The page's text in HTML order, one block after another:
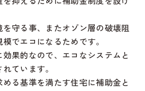
を守る事、またオゾン層の破壊阻
でエコになるためです。
果的なので、エコなシステムと
ています。
る基準を満たす住宅に補助金と